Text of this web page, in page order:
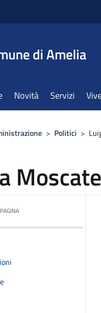
di Amelia
Novità Servizi
> Politici >